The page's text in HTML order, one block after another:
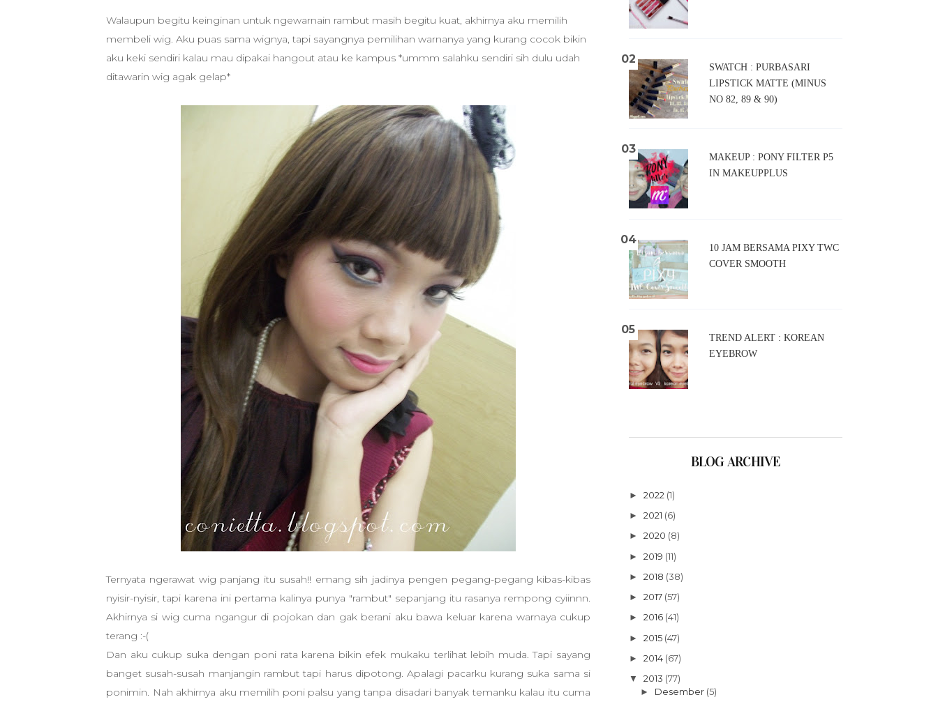
Walaupun begitu keinginan untuk ngewarnain rambut masih begitu kuat, akhirnya aku memilih
membeli wig. Aku puas sama wignya, tapi sayangnya pemilihan warnanya yang kurang cocok bikin
aku keki sendiri kalau mau dipakai hangout atau ke kampus *ummm salahku sendiri sih dulu udah
ditawarin wig agak gelap*
Ternyata ngerawat wig panjang itu susah!! emang sih jadinya pengen pegang-pegang kibas-kibas
nyisir-nyisir, tapi karena ini pertama kalinya punya "rambut" sepanjang itu rasanya rempong cyiinnn.
Akhirnya si wig cuma ngangur di pojokan dan gak berani aku bawa keluar karena warnaya cukup
terang :-(
Dan aku cukup suka dengan poni rata karena bikin efek mukaku terlihat lebih muda. Tapi sayang
banget susah-susah manjangin rambut tapi harus dipotong. Apalagi pacarku kurang suka sama si
ponimin. Nah akhirnya aku memilih poni palsu yang tanpa disadari banyak temanku kalau itu cuma
SWATCH : PURBASARI
LIPSTICK MATTE (MINUS
NO 82, 89 & 90)
MAKEUP : PONY FILTER P5
IN MAKEUPPLUS
10 JAM BERSAMA PIXY TWC
COVER SMOOTH
TREND ALERT : KOREAN
EYEBROW
BLOG ARCHIVE
► 2022 (1)
► 2021 (6)
► 2020 (8)
► 2019 (11)
► 2018 (38)
► 2017 (57)
► 2016 (41)
► 2015 (47)
► 2014 (67)
▼ 2013 (77)
► Desember (5)